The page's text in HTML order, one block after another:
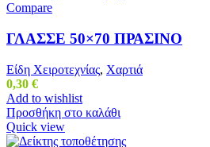
Compare
ΓΛΑΣΣΕ 50×70 ΠΡΑΣΙΝΟ
Είδη Χειροτεχνίας, Χαρτιά
0,30 €
Add to wishlist
Προσθήκη στο καλάθι
Quick view